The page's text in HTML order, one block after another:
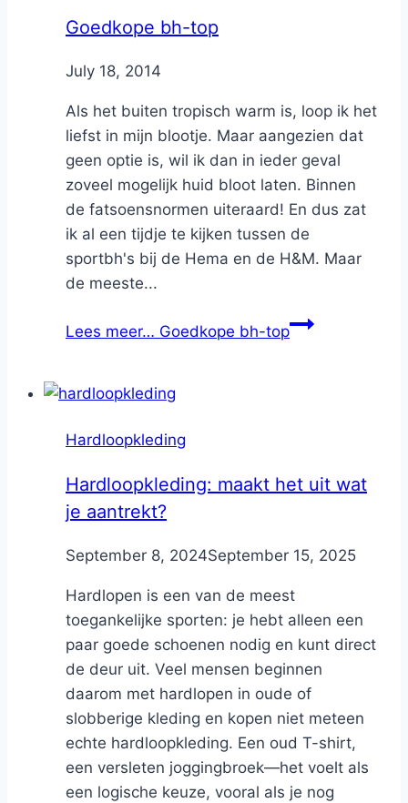
Goedkope bh-top
ByNicole
July 18, 2014
Als het buiten tropisch warm is, loop ik het
liefst in mijn blootje. Maar aangezien dat
geen optie is, wil ik dan in ieder geval
zoveel mogelijk huid bloot laten. Binnen
de fatsoensnormen uiteraard! En dus zat
ik al een tijdje te kijken tussen de
sportbh's bij de Hema en de H&M. Maar
de meeste...
Lees meer… Goedkope bh-top
Hardloopkleding
Hardloopkleding: maakt het uit wat
je aantrekt?
ByNicole
September 8, 2024September 15, 2025
Hardlopen is een van de meest
toegankelijke sporten: je hebt alleen een
paar goede schoenen nodig en kunt direct
de deur uit. Veel mensen beginnen
daarom met hardlopen in oude of
slobberige kleding en kopen niet meteen
echte hardloopkleding. Een oud T-shirt,
een versleten joggingbroek—het voelt als
een logische keuze, vooral als je nog